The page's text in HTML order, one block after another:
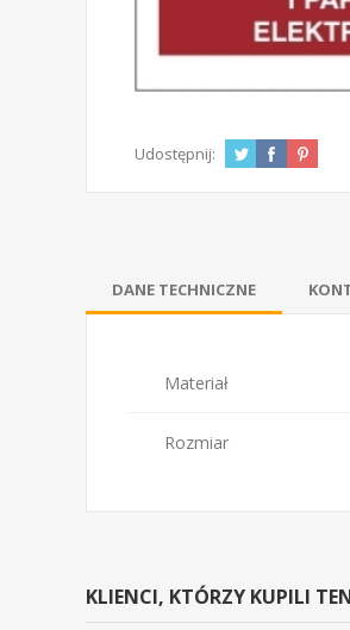
Udostępnij:
DANE TECHNICZNE
Materiał
Rozmiar
KLIENCI, KTÓRZY KUPILI